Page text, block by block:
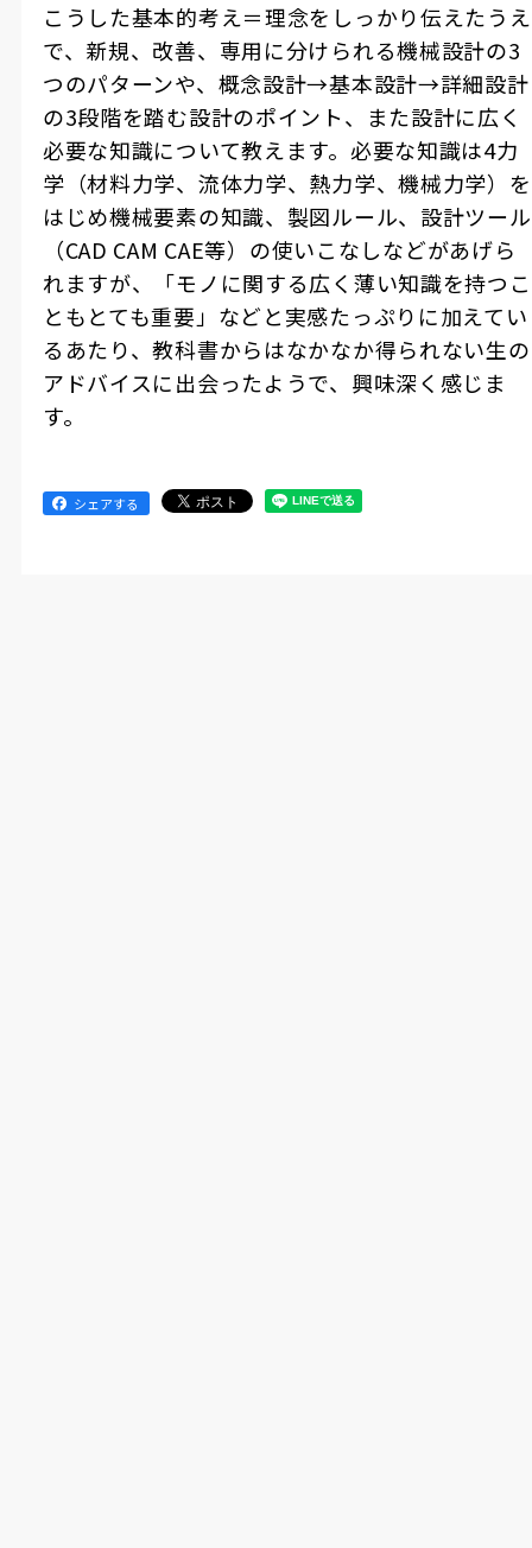
こうした基本的考え＝理念をしっかり伝えたうえ
で、新規、改善、専用に分けられる機械設計の3
つのパターンや、概念設計→基本設計→詳細設計
の3段階を踏む設計のポイント、また設計に広く
必要な知識について教えます。必要な知識は4力
学（材料力学、流体力学、熱力学、機械力学）を
はじめ機械要素の知識、製図ルール、設計ツール
（CAD CAM CAE等）の使いこなしなどがあげら
れますが、「モノに関する広く薄い知識を持つこ
ともとても重要」などと実感たっぷりに加えてい
るあたり、教科書からはなかなか得られない生の
アドバイスに出会ったようで、興味深く感じま
す。
シェアする